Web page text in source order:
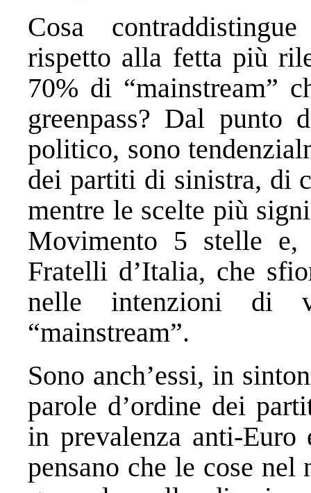
Cosa
rispetto alla fetta più
70% di “mainstream”
greenpass? Dal punto
politico, sono
dei partiti di sinistra, di
mentre le scelte più
Movimento 5 stelle e,
Fratelli d’Italia, che
nelle intenzioni di
“mainstream”.
Sono anch’essi, in
parole d’ordine dei
in prevalenza anti-
pensano che le cose nel